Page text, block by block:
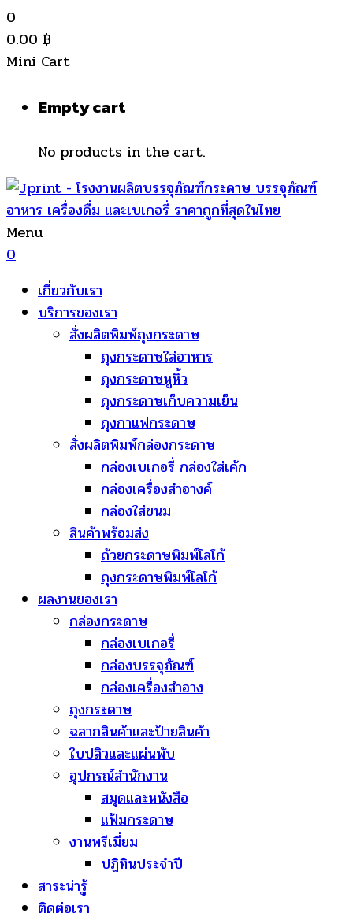
0
0.00 ฿
Mini Cart
Empty cart
No products in the cart.
Menu
0
เกี่ยวกับเรา
บริการของเรา
สั่งผลิตพิมพ์ถุงกระดาษ
ถุงกระดาษใส่อาหาร
ถุงกระดาษหูหิ้ว
ถุงกระดาษเก็บความเย็น
ถุงกาแฟกระดาษ
สั่งผลิตพิมพ์กล่องกระดาษ
กล่องเบเกอรี่ กล่องใส่เค้ก
กล่องเครื่องสำอางค์
กล่องใส่ขนม
สินค้าพร้อมส่ง
ถ้วยกระดาษพิมพ์โลโก้
ถุงกระดาษพิมพ์โลโก้
ผลงานของเรา
กล่องกระดาษ
กล่องเบเกอรี่
กล่องบรรจุภัณฑ์
กล่องเครื่องสำอาง
ถุงกระดาษ
ฉลากสินค้าและป้ายสินค้า
ใบปลิวและแผ่นพับ
อุปกรณ์สำนักงาน
สมุดและหนังสือ
แฟ้มกระดาษ
งานพรีเมี่ยม
ปฏิทินประจำปี
สาระน่ารู้
ติดต่อเรา